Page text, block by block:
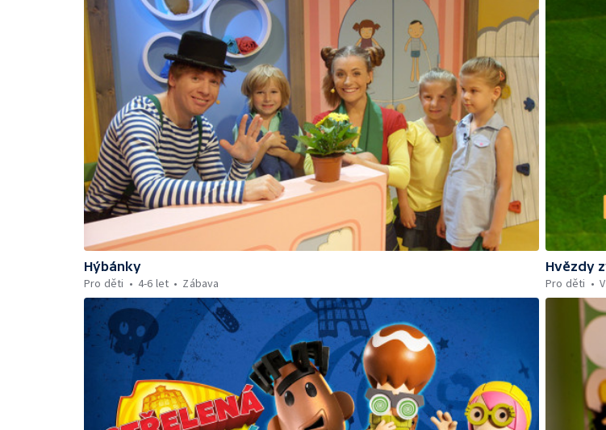
Hýbánky
Pro děti
4-6 let Zábava
Hvězdy
Pro děti